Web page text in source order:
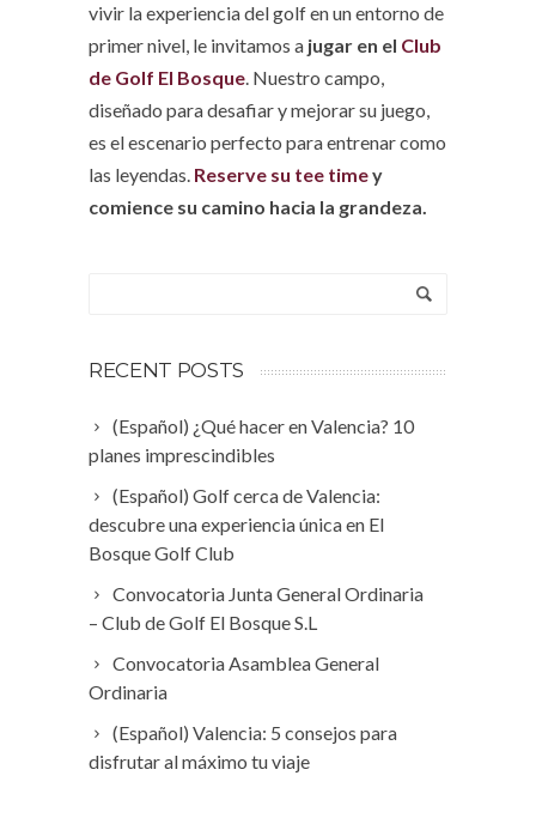
vivir la experiencia del golf en un entorno de
primer nivel, le invitamos a jugar en el Club
de Golf El Bosque. Nuestro campo,
diseñado para desafiar y mejorar su juego,
es el escenario perfecto para entrenar como
las leyendas. Reserve su tee timey
comience su camino hacia la grandeza.
RECENT POSTS
(Español) ¿Qué hacer en Valencia? 10
planes imprescindibles
(Español) Golf cerca de Valencia:
descubre una experiencia única en El
Bosque Golf Club
Convocatoria Junta General Ordinaria
– Club de Golf El Bosque S.L
Convocatoria Asamblea General
Ordinaria
(Español) Valencia: 5 consejos para
disfrutar al máximo tu viaje